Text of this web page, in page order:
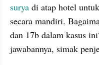
surya di atap hotel
secara mandiri.
dan 17b dalam kasus
jawabannya, simak